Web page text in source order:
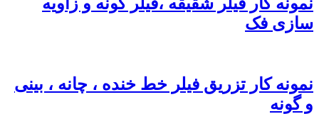
سازی فک
نمونه کار تزریق فیلر خط خنده ، چانه ، بینی
و گونه